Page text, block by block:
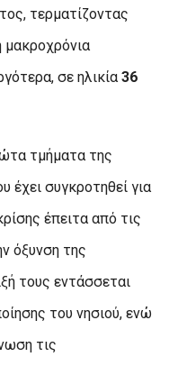
τερματίζοντας
σε ηλικία 36
τμήματα της
έχει συγκροτηθεί για
έπειτα από τις
όξυνση της
τους εντάσσεται
του νησιού, ενώ
τις